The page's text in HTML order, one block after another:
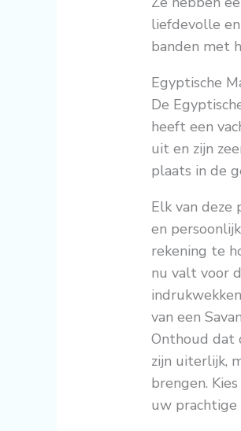
liefdevolle
banden met
Egyptische
De
heeft een
uit en zijn
plaats in de
Elk van deze
en
rekening te
nu valt voor
van een
Onthoud dat
zijn uiterlijk,
brengen.
uw prachtige